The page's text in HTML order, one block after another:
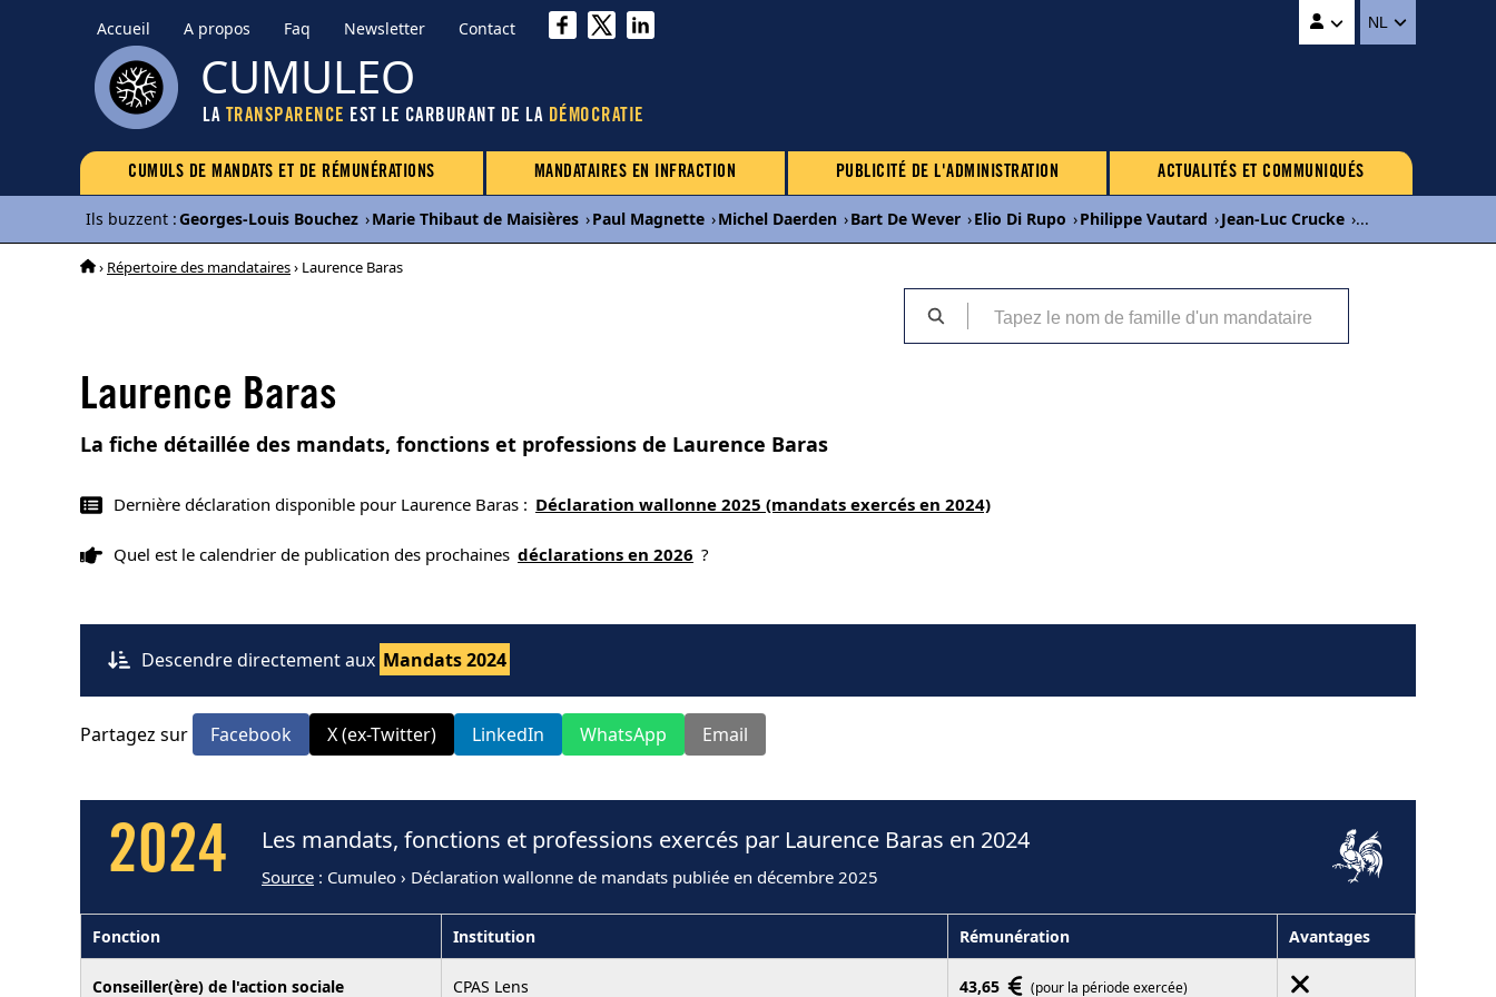
Accueil A propos Faq Newsletter Contact NL
CUMULEO
LA TRANSPARENCE EST LE CARBURANT DE LA DÉMOCRATIE
CUMULS DE MANDATS ET DE RÉMUNÉRATIONS MANDATAIRES EN INFRACTION PUBLICITÉ DE L'ADMINISTRATION ACTUALITÉS ET COMMUNIQUÉS
Ils buzzent :Georges-Louis Bouchez ›Marie Thibaut de Maisières ›Paul Magnette ›Michel Daerden ›Bart De Wever ›Elio Di Rupo ›Philippe Vautard ›Jean-Luc Crucke ›...
› Répertoire des mandataires› Laurence Baras
Laurence Baras
La fiche détaillée des mandats, fonctions et professions de Laurence Baras
Dernière déclaration disponible pour Laurence Baras : Déclaration wallonne 2025 (mandats exercés en 2024)
Quel est le calendrier de publication des prochaines déclarations en 2026 ?
Descendre directement aux Mandats 2024
Partagez sur Facebook X (ex-Twitter) LinkedIn WhatsApp Email
2024 Les mandats, fonctions et professions exercés par Laurence Baras en 2024
Source : Cumuleo › Déclaration wallonne de mandats publiée en décembre 2025
Fonction Institution Rémunération Avantages
Conseiller(ère) de l'action sociale CPAS Lens 43,65 (pour la période exercée)